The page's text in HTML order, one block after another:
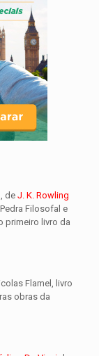
de J. K. Rowling
Filosofal e
primeiro livro da
Flamel, livro
obras da